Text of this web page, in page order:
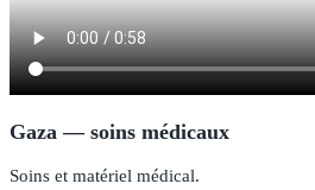
Gaza — soins médicaux
Soins et matériel médical.